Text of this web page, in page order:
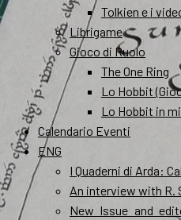
Tolkien e i
Librigame
Gioco di Ruolo
The One Ring
Lo Hobbit
Lo Hobbit in
Calendario Eventi
ENG
I Quaderni di Arda:
An interview with R.
New Issue and